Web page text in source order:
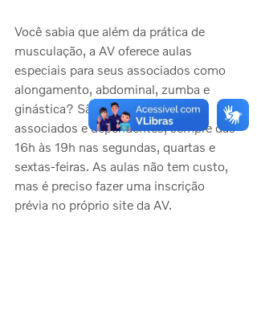
Você sabia que além da prática de
musculação, a AV oferece aulas
especiais para seus associados como
alongamento, abdominal, zumba e
ginástica? São aulas abertas para
associados e dependentes, sempre das
16h às 19h nas segundas, quartas e
sextas-feiras. As aulas não tem custo,
mas é preciso fazer uma inscrição
prévia no próprio site da AV.